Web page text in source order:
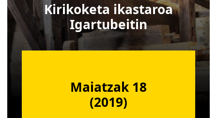
Kirikoketa ikastaroa
Igartubeitin
Maiatzak 18
(2019)